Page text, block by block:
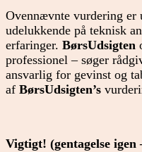
Ovennævnte vurdering er
udelukkende på teknisk
erfaringer. BørsUdsigten
professionel – søger
ansvarlig for gevinst og
af BørsUdsigten’s
Vigtigt! (gentagelse igen